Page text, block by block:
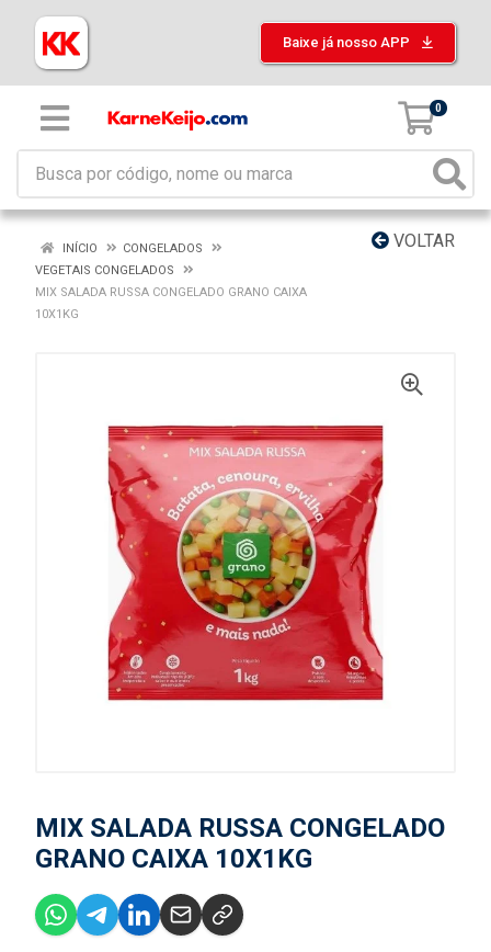
Baixe já nosso APP
0
VOLTAR
INÍCIO
CONGELADOS
VEGETAIS CONGELADOS
MIX SALADA RUSSA CONGELADO GRANO CAIXA
10X1KG
MIX SALADA RUSSA CONGELADO
GRANO CAIXA 10X1KG